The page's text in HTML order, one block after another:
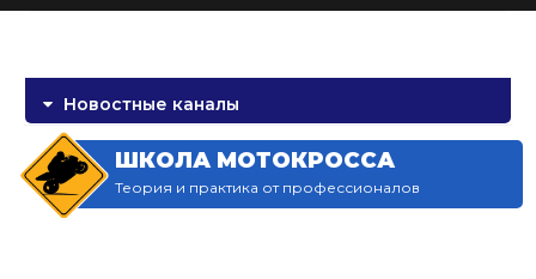
Новостные каналы
ШКОЛА МОТОКРОССА
Теория и практика от профессионалов